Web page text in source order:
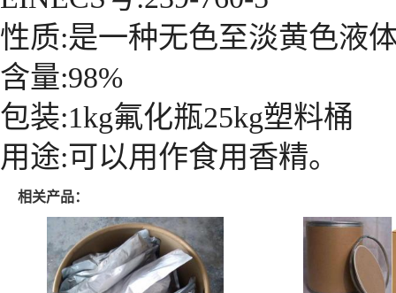
性质:是一种无色至淡黄色液
含量:98%
包装:1kg氟化瓶25kg塑料桶
用途:可以用作食用香精。
相关产品：